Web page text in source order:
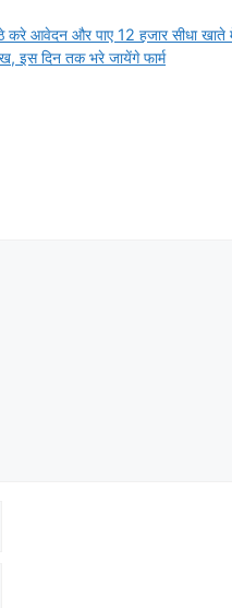
आवेदन और पाए 12 हजार सीधा खाते
इस दिन तक भरे जायेंगे फार्म